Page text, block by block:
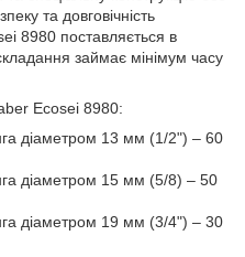
та довговічність
8980 поставляється в
займає мінімум часу
Ecosei 8980:
діаметром 13 мм (1/2") – 60
діаметром 15 мм (5/8) – 50
діаметром 19 мм (3/4") – 30